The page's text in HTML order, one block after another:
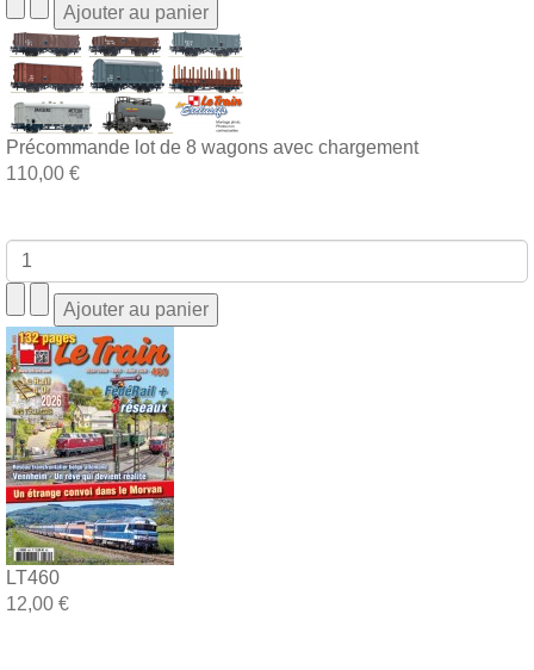
Précommande lot de 8 wagons avec chargement
110,00 €
LT460
12,00 €